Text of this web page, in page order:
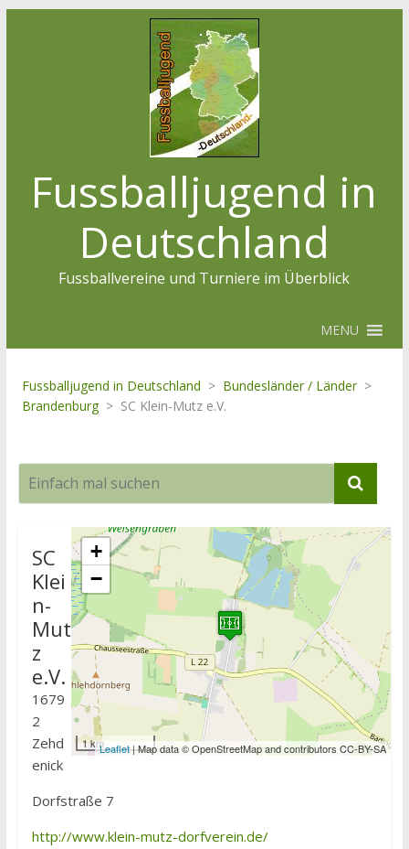
Fussballjugend in
Deutschland
Fussballvereine und Turniere im Überblick
MENU
Fussballjugend in Deutschland > Bundesländer / Länder >
Brandenburg > SC Klein-Mutz e.V.
+
−
1 kmLeaflet| Map data © OpenStreetMap and contributors CC-BY-SA
SC
Klei
n-
Mut
z
e.V.
1679
2
Zehd
enick
Dorfstraße 7
http://www.klein-mutz-dorfverein.de/